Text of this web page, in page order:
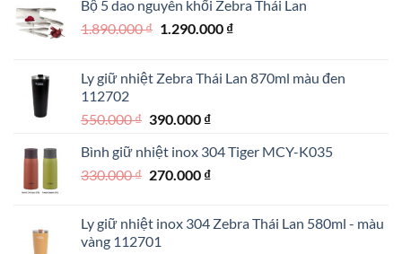
Bộ 5 dao nguyên khối Zebra Thái Lan
1.890.000₫ Giá
1.890.000 ₫.
1.290.000 ₫Giá
là:
Ly giữ nhiệt Zebra Thái Lan 870ml màu đen
112702
550.000₫ Giá
là:
550.000 ₫.
390.000 ₫Giá
tại
là:
Bình giữ nhiệt inox 304 Tiger MCY-K035
330.000₫ Giá
330.000 ₫.
270.000 ₫Giá
là:
Ly giữ nhiệt inox 304 Zebra Thái Lan 580ml - màu
vàng 112701